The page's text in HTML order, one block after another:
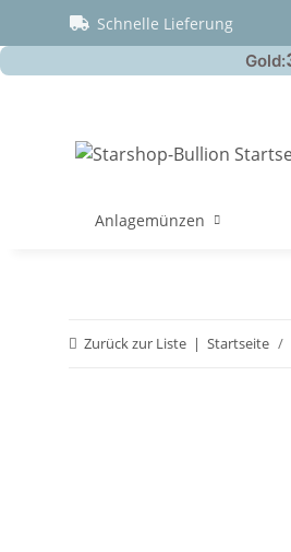
Schnelle Lieferung
Anlagemünzen
Zurück zur Liste Startseite